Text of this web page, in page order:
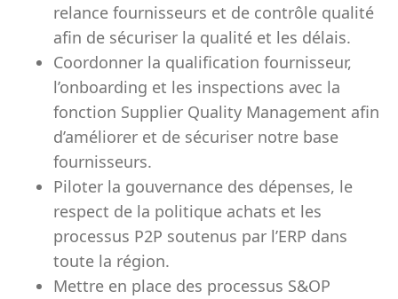
relance fournisseurs et de contrôle qualité
afin de sécuriser la qualité et les délais.
Coordonner la qualification fournisseur,
l’onboarding et les inspections avec la
fonction Supplier Quality Management afin
d’améliorer et de sécuriser notre base
fournisseurs.
Piloter la gouvernance des dépenses, le
respect de la politique achats et les
processus P2P soutenus par l’ERP dans
toute la région.
Mettre en place des processus S&OP